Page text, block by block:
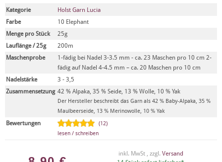
Kategorie
Holst Garn Lucia
Farbe
10 Elephant
Menge pro Stück
25g
Lauflänge / 25g
200m
Maschenprobe
1-fädig bei Nadel 3-3.5 mm - ca. 23 Maschen pro 10 cm 2-
fädig auf Nadel 4-4.5 mm – ca. 20 Maschen pro 10 cm
Nadelstärke
3 - 3,5
Zusammensetzung 42 % Alpaka, 35 % Seide, 13 % Wolle, 10 % Yak
Der Hersteller beschreibt das Garn als 42 % Baby-Alpaka, 35 %
Maulbeerseide, 13 % Merinowolle, 10 % Yak
Bewertungen
(12)
lesen / schreiben
inkl. MwSt , zzgl. Versand